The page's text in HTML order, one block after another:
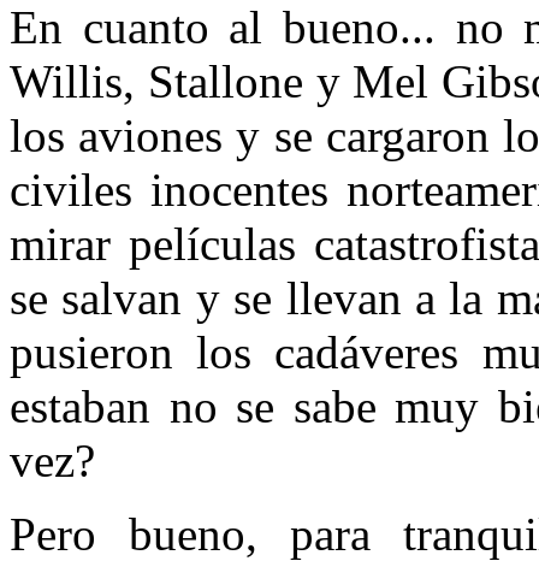
En cuanto al bueno... no
Willis, Stallone y Mel
los aviones y se cargaron
civiles inocentes
mirar películas
se salvan y se llevan a la
pusieron los cadáveres
estaban no se sabe muy
vez?
Pero bueno, para